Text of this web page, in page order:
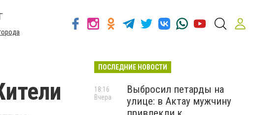
ПОСЛЕДНИЕ НОВОСТИ
Выбросил петарды на
улице: в Актау мужчину
18:16
Вчера